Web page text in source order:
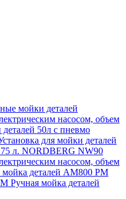
мойки деталей
насосом, объем
50л с пневмо
для мойки деталей
75 л. NORDBERG NW90
насосом, объем
мойка деталей АМ800 РМ
Ручная мойка деталей